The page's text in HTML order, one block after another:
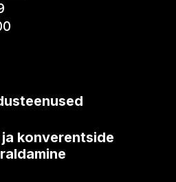
konverentside